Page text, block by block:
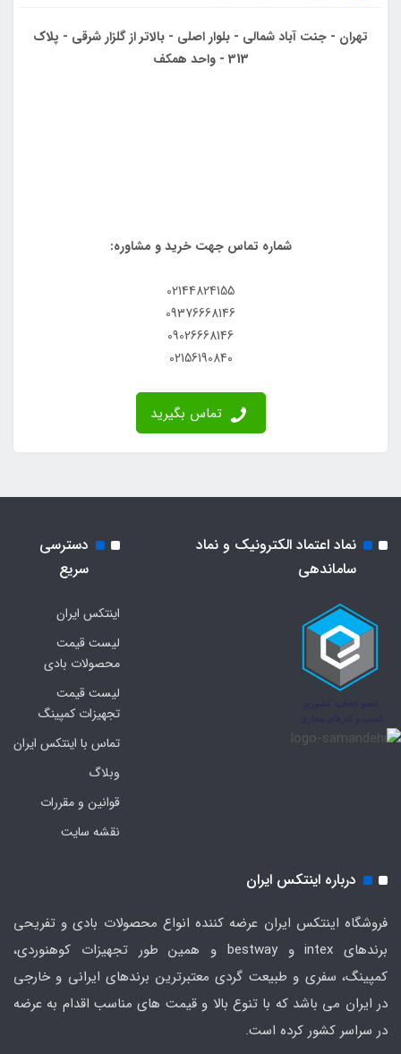
تهران - جنت آباد شمالی - بلوار اصلی - بالاتر از گلزار شرقی - پلاک
313 - واحد همکف
شماره تماس جهت خرید و مشاوره:
02144824155
09376668146
09026668146
02156190840
تماس بگیرید
نماد اعتماد الکترونیک و نماد
ساماندهی
دسترسی
سریع
اینتکس ایران
لیست قیمت
محصولات بادی
لیست قیمت
تجهیزات کمپینگ
تماس با اینتکس ایران
وبلاگ
قوانین و مقررات
نقشه سایت
درباره اینتکس ایران
فروشگاه اینتکس ایران عرضه کننده انواع محصولات بادی و تفریحی
برندهای intex و bestway و همین طور تجهیزات کوهنوردی،
کمپینگ، سفری و طبیعت گردی معتبرترین برندهای ایرانی و خارجی
در ایران می باشد که با تنوع بالا و قیمت های مناسب اقدام به عرضه
در سراسر کشور کرده است.